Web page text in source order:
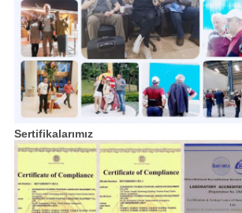
Sertifikalarımız